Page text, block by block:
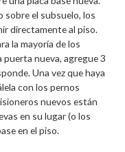
sobre el subsuelo, los
directamente al piso.
la mayoría de los
nueva, agregue 3
Una vez que haya
con los pernos
nuevos están
en su lugar (o los
en el piso.